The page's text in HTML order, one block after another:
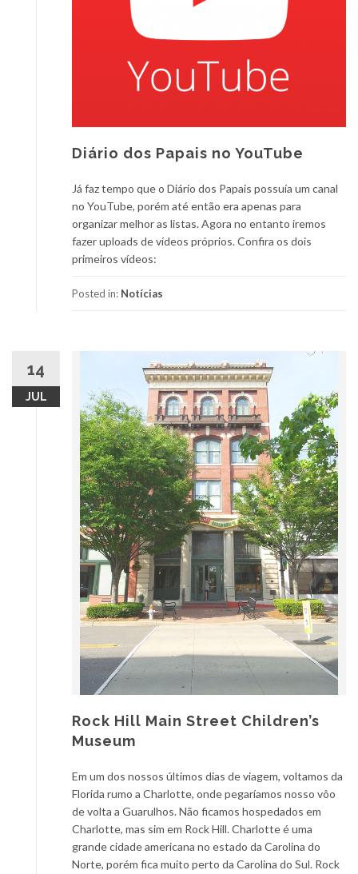
Diário dos Papais no YouTube
Já faz tempo que o Diário dos Papais possuía um canal
no YouTube, porém até então era apenas para
organizar melhor as listas. Agora no entanto iremos
fazer uploads de vídeos próprios. Confira os dois
primeiros vídeos:
Posted in: Notícias
14
JUL
Rock Hill Main Street Children’s
Museum
Em um dos nossos últimos dias de viagem, voltamos da
Florida rumo a Charlotte, onde pegaríamos nosso vôo
de volta a Guarulhos. Não ficamos hospedados em
Charlotte, mas sim em Rock Hill. Charlotte é uma
grande cidade americana no estado da Carolina do
Norte, porém fica muito perto da Carolina do Sul. Rock